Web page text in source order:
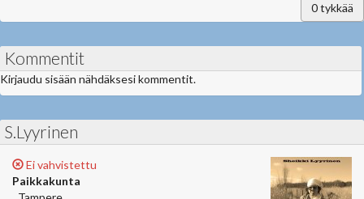
0tykkää
Kommentit
Kirjaudu sisään nähdäksesi kommentit.
S.Lyyrinen
Ei vahvistettu
Paikkakunta